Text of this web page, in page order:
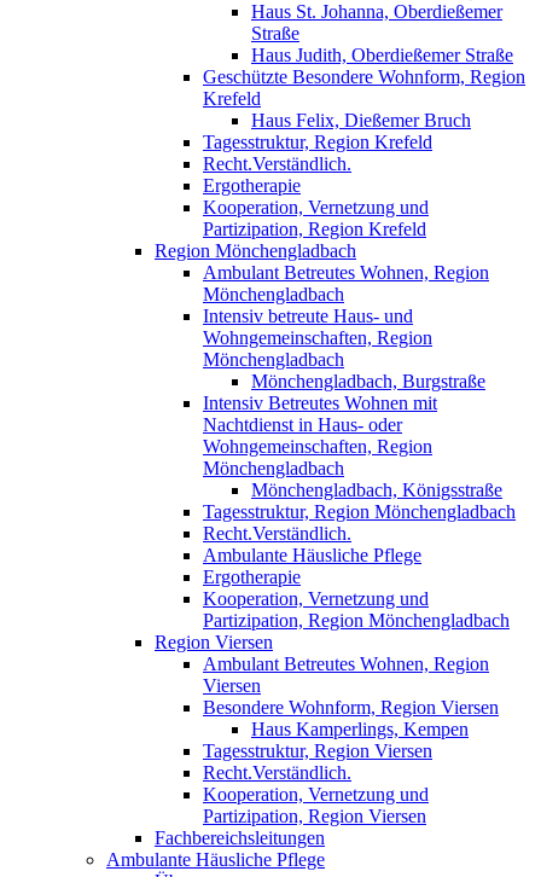
Haus St. Johanna, Oberdießemer
Straße
Haus Judith, Oberdießemer Straße
Geschützte Besondere Wohnform, Region
Krefeld
Haus Felix, Dießemer Bruch
Tagesstruktur, Region Krefeld
Recht.Verständlich.
Ergotherapie
Kooperation, Vernetzung und
Partizipation, Region Krefeld
Region Mönchengladbach
Ambulant Betreutes Wohnen, Region
Mönchengladbach
Intensiv betreute Haus- und
Wohngemeinschaften, Region
Mönchengladbach
Mönchengladbach, Burgstraße
Intensiv Betreutes Wohnen mit
Nachtdienst in Haus- oder
Wohngemeinschaften, Region
Mönchengladbach
Mönchengladbach, Königsstraße
Tagesstruktur, Region Mönchengladbach
Recht.Verständlich.
Ambulante Häusliche Pflege
Ergotherapie
Kooperation, Vernetzung und
Partizipation, Region Mönchengladbach
Region Viersen
Ambulant Betreutes Wohnen, Region
Viersen
Besondere Wohnform, Region Viersen
Haus Kamperlings, Kempen
Tagesstruktur, Region Viersen
Recht.Verständlich.
Kooperation, Vernetzung und
Partizipation, Region Viersen
Fachbereichsleitungen
Ambulante Häusliche Pflege